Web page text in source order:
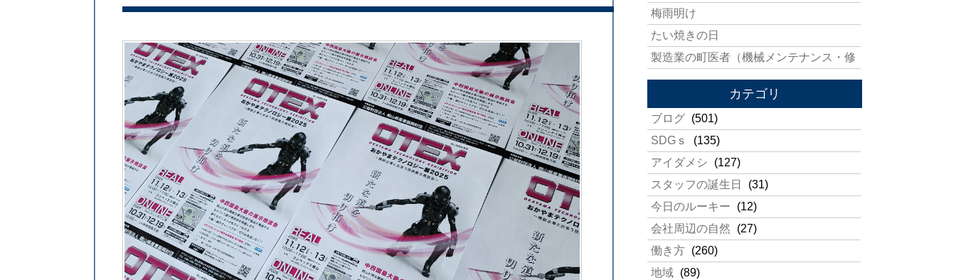
梅雨明け
たい焼きの日
製造業の町医者（機械メンテナンス・修
カテゴリ
ブログ (501)
SDGｓ
(135)
アイダメシ
(127)
スタッフの誕生日
(31)
今日のルーキー
(12)
会社周辺の自然
(27)
働き方 (260)
地域 (89)